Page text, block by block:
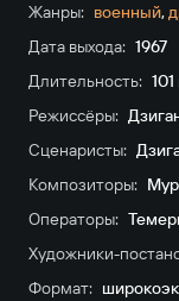
Жанры: военный,
Дата выхода: 1967
Длительность:
Режиссёры:
Сценаристы:
Композиторы:
Операторы:
Художники-
Формат: